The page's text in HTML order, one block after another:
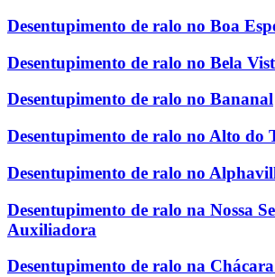
Desentupimento de ralo no Boa
Desentupimento de ralo no Bela
Desentupimento de ralo no Bananal
Desentupimento de ralo no Alto do
Desentupimento de ralo no
Desentupimento de ralo na Nossa
Auxiliadora
Desentupimento de ralo na